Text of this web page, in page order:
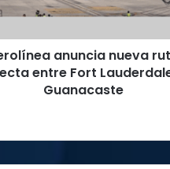
anuncia nueva
entre Fort
Guanacaste